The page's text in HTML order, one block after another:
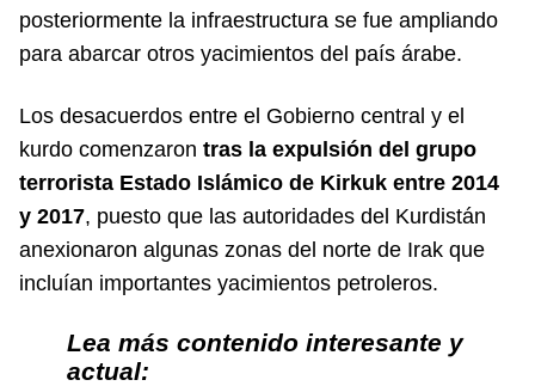
posteriormente la infraestructura se fue ampliando
para abarcar otros yacimientos del país árabe.
Los desacuerdos entre el Gobierno central y el
kurdo comenzaron tras la expulsión del grupo
terrorista Estado Islámico de Kirkuk entre 2014
y 2017, puesto que las autoridades del Kurdistán
anexionaron algunas zonas del norte de Irak que
incluían importantes yacimientos petroleros.
Lea más contenido interesante y
actual: